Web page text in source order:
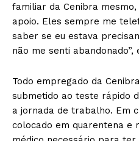
familiar da Cenibra
apoio. Eles sempre me
saber se eu estava
não me senti abandonado”,
Todo empregado da
submetido ao teste rápido
a jornada de trabalho. Em
colocado em quarentena e